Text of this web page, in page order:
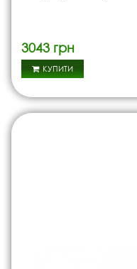
3043 грн
КУПИТИ